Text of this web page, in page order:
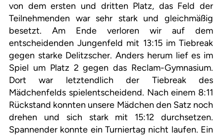
von dem ersten und dritten Platz, das Feld der
Teilnehmenden war sehr stark und gleichmäßig
besetzt. Am Ende verloren wir auf dem
entscheidenden Jungenfeld mit 13:15 im Tiebreak
gegen starke Delitzscher. Anders herum lief es im
Spiel um Platz 2 gegen das Reclam-Gymnasium.
Dort war letztendlich der Tiebreak des
Mädchenfelds spielentscheidend. Nach einem 8:11
Rückstand konnten unsere Mädchen den Satz noch
drehen und sich stark mit 15:12 durchsetzen.
Spannender konnte ein Turniertag nicht laufen. Ein